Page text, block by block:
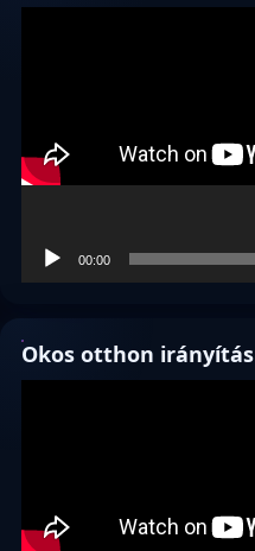
00:00
Okos otthon irányítás